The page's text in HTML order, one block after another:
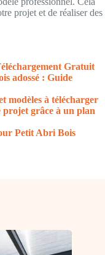
projet et de réaliser des
Gratuit
adossé : Guide
modèles à télécharger
grâce à un plan
Petit Abri Bois